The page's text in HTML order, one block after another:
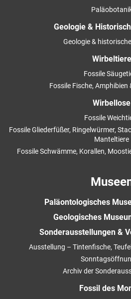
Geologie &
Geologie &
Wirbeltiere
Fossile
Fossile Fische, Amphibien
Wirbellose
Fossile
Fossile Gliederfüßer, Ringelwürmer,
Manteltiere
Fossile Schwämme, Korallen,
Paläontologisches
Geologisches
Sonderausstellungen &
Ausstellung – Tintenfische,
Archiv der
Fossil des